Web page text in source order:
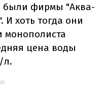
были фирмы "Аква-
И хоть тогда они
монополиста
цена воды
л.